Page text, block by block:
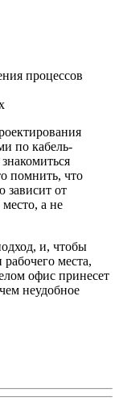
процессов
по кабель-
помнить, что
зависит от
а не
и, чтобы
места,
офис принесет
неудобное